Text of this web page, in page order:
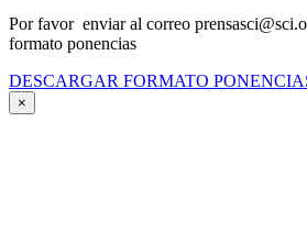
Por favor enviar al correo
formato ponencias
DESCARGAR FORMATO
×